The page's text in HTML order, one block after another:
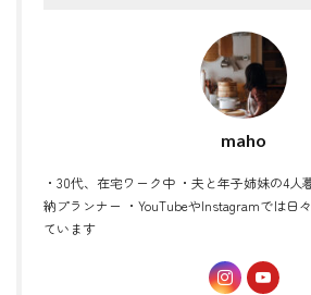
maho
・30代、在宅ワーク中 ・夫と年子姉妹の4人
納プランナー ・YouTubeやInstagramでは日
ています